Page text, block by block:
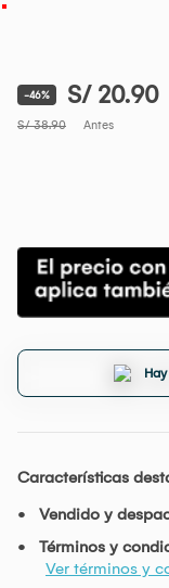
-46% S/ 20.90
S/ 38.90 Antes
Características
Vendido y
Términos y
Ver términos y